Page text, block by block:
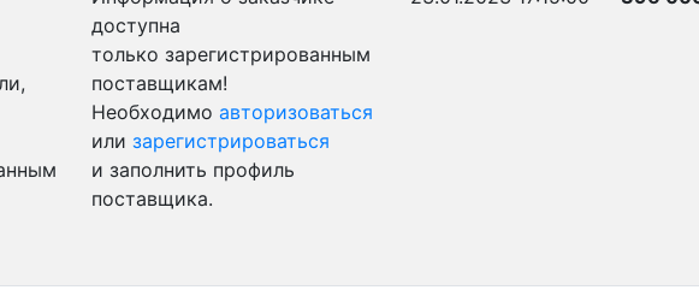
доступна
только зарегистрированным
поставщикам!
Необходимо авторизоваться
или зарегистрироваться
и заполнить профиль
поставщика.